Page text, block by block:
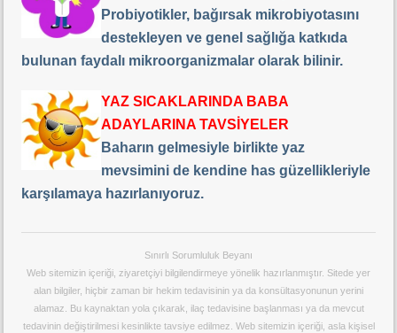
Probiyotikler, bağırsak mikrobiyotasını
destekleyen ve genel sağlığa katkıda
bulunan faydalı mikroorganizmalar olarak bilinir.
YAZ SICAKLARINDA BABA
ADAYLARINA TAVSİYELER
Baharın gelmesiyle birlikte yaz
mevsimini de kendine has güzellikleriyle
karşılamaya hazırlanıyoruz.
Sınırlı Sorumluluk Beyanı
Web sitemizin içeriği, ziyaretçiyi bilgilendirmeye yönelik hazırlanmıştır. Sitede yer
alan bilgiler, hiçbir zaman bir hekim tedavisinin ya da konsültasyonunun yerini
alamaz. Bu kaynaktan yola çıkarak, ilaç tedavisine başlanması ya da mevcut
tedavinin değiştirilmesi kesinlikte tavsiye edilmez. Web sitemizin içeriği, asla kişisel